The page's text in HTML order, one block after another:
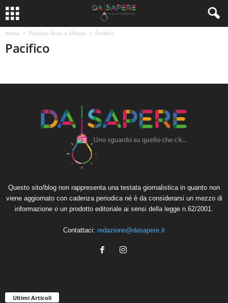
Home Pacifico: Boxe a Milano Pacifico
Pacifico
Questo sito/blog non rappresenta una testata giornalistica in quanto non
viene aggiornato con cadenza periodica né è da considerarsi un mezzo di
informazione o un prodotto editoriale ai sensi della legge n.62/2001.
Contattaci: redazione@dasapere.it
Ultimi Articoli